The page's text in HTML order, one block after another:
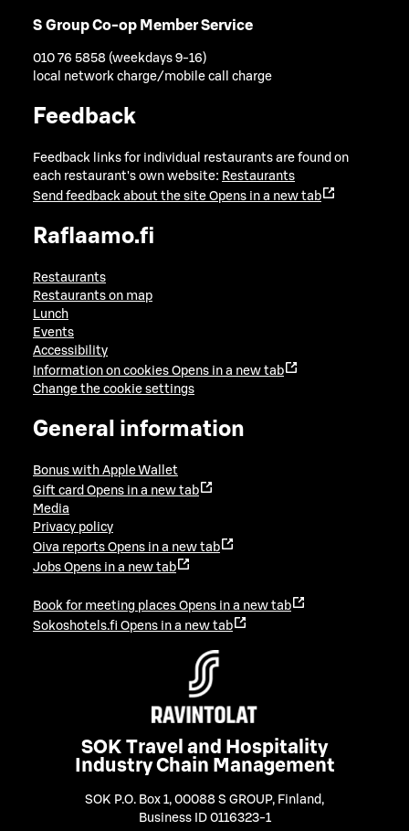
S Group Co-op Member Service
010 76 5858 (weekdays 9-16)
local network charge/mobile call charge
Feedback
Feedback links for individual restaurants are found on
each restaurant's own website: Restaurants
Send feedback about the site Opens in a new tab
Raflaamo.fi
Restaurants
Restaurants on map
Lunch
Events
Accessibility
Information on cookies Opens in a new tab
Change the cookie settings
General information
Bonus with Apple Wallet
Gift card Opens in a new tab
Media
Privacy policy
Oiva reports Opens in a new tab
Jobs Opens in a new tab
Book for meeting places Opens in a new tab
Sokoshotels.fi Opens in a new tab
SOK Travel and Hospitality
Industry Chain Management
SOK P.O. Box 1, 00088 S GROUP, Finland ,
Business ID 0116323-1